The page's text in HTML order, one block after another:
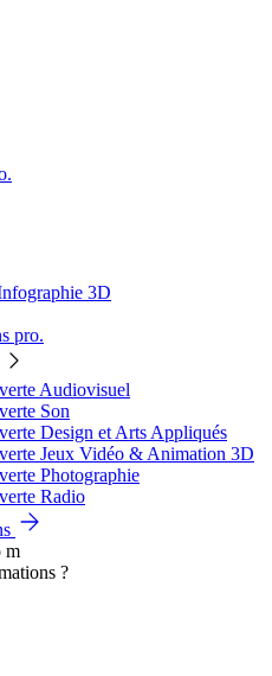
3D
pro.
Audiovisuel
Son
Design et Arts Appliqués
Jeux Vidéo & Animation 3D
Photographie
Radio
?